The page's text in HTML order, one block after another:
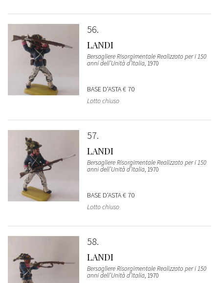
56
LANDI
Bersagliere Risorgimentale Realizzato per i 150
anni dell’Unità d’Italia, 1970
BASE D'ASTA€ 70
Lotto chiuso
57
LANDI
Bersagliere Risorgimentale Realizzato per i 150
anni dell’Unità d’Italia, 1970
BASE D'ASTA€ 70
Lotto chiuso
58
LANDI
Bersagliere Risorgimentale Realizzato per i 150
anni dell’Unità d’Italia, 1970